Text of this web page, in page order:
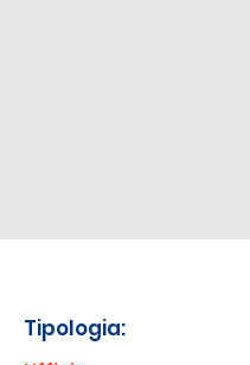
Tipologia: